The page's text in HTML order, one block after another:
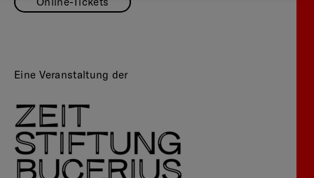
Online-Tickets
Eine Veranstaltung der